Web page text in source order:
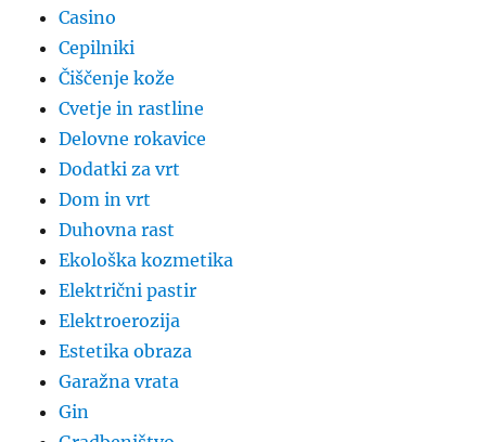
Casino
Cepilniki
Čiščenje kože
Cvetje in rastline
Delovne rokavice
Dodatki za vrt
Dom in vrt
Duhovna rast
Ekološka kozmetika
Električni pastir
Elektroerozija
Estetika obraza
Garažna vrata
Gin